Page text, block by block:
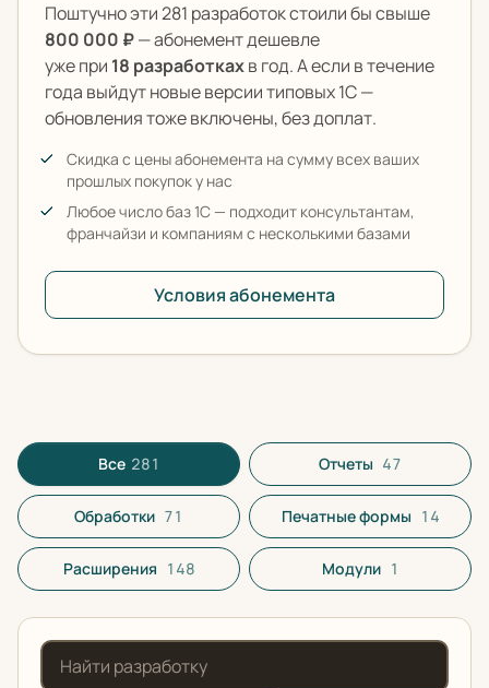
Поштучно эти 281 разработок стоили бы свыше
800 000 ₽— абонемент дешевле
уже при 18 разработкахв год. А если в течение
года выйдут новые версии типовых 1С —
обновления тоже включены, без доплат.
Скидка с цены абонемента на сумму всех ваших
прошлых покупок у нас
Любое число баз 1С — подходит консультантам,
франчайзи и компаниям с несколькими базами
Условия абонемента
Все разработки в каталоге
Все 281 Отчеты 47
Обработки 71 Печатные формы 14
Расширения 148 Модули 1
Поиск по названию или описанию